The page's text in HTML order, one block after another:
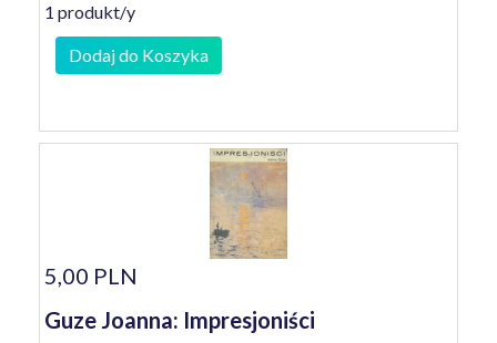
1 produkt/y
Dodaj do Koszyka
5,00 PLN
Guze Joanna: Impresjoniści